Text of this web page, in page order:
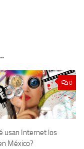
0
usan Internet los
México?